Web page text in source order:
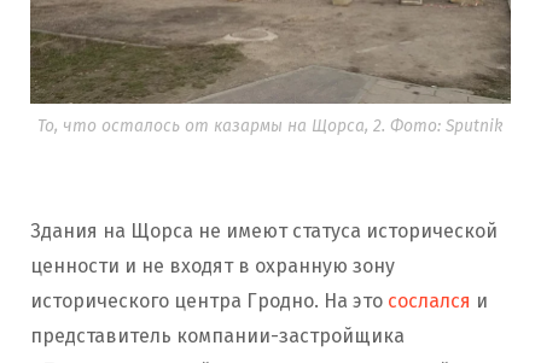
В 2022 году казармы купило
«Полесьежилстрой» (Брест) на
реконструкцию подэлитное жильес
гаражами на цокольном этаже.
виду. Несмотря на замечания, проект не
изменили.
Отчет по оценке воздействия на
То, что осталось от казармы на Щорса, 2. Фото: Sputnik
Здания на Щорса не имеют статуса исторической
ценности и не входят в охранную зону
исторического центра Гродно. На это сослался и
представитель компании-застройщика